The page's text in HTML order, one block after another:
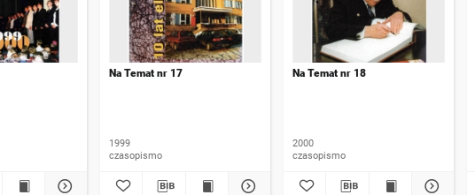
Na Temat nr 17
1999
czasopismo
Na Temat nr 18
2000
czasopismo